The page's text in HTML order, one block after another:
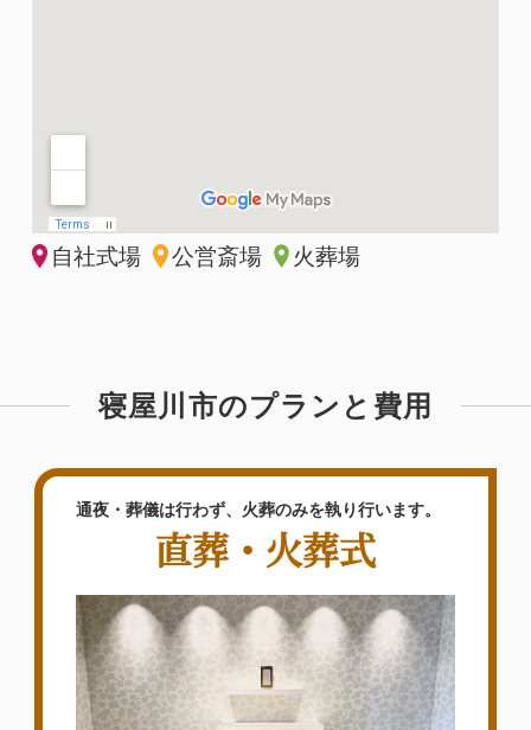
自社式場 公営斎場 火葬場
寝屋川市のプランと費用
通夜・葬儀は行わず、火葬のみを執り行います。
直葬・火葬式